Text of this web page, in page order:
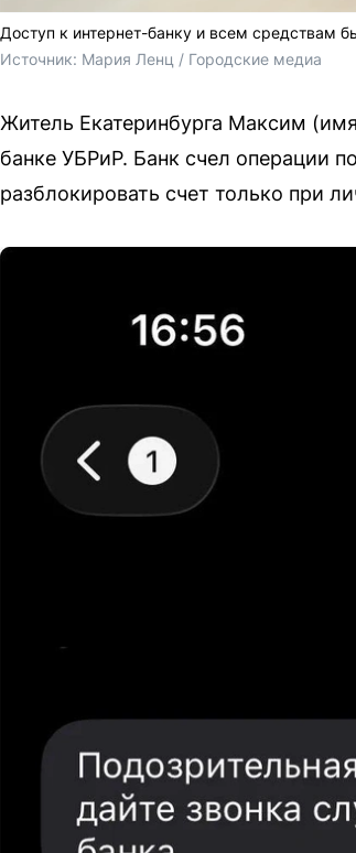
Доступ к интернет-банку и всем средствам
Источник: Мария Ленц / Городские медиа
Житель Екатеринбурга Максим
банке УБРиР. Банк счел операции
разблокировать счет только при